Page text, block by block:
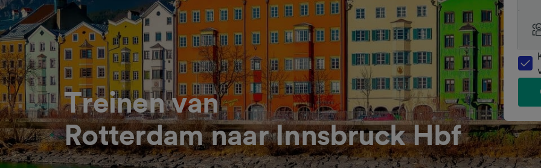
Treinen van
Rotterdam naar Innsbruck Hbf